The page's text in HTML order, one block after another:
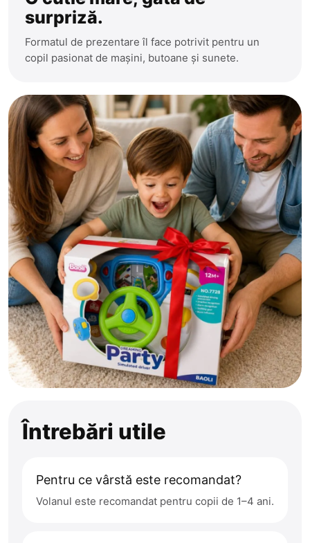
surpriză.
Formatul de prezentare îl face potrivit pentru un
copil pasionat de mașini, butoane și sunete.
Întrebări utile
Pentru ce vârstă este recomandat?
Volanul este recomandat pentru copii de 1–4 ani.